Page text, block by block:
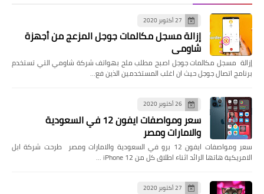
27 أكتوبر 2020
إزالة مسجل مكالمات جوجل المزعج من أجهزة
شاومي
إزالة مسجل مكالمات جوجل اصبح مطلب ملح بهواتف شركة شاومي التي تستخدم
برنامج اتصال جوجل حيث ان اغلب المستخدمين الذين فع…
26 أكتوبر 2020
سعر ومواصفات ايفون 12 في السعودية
والامارات ومصر
سعر ومواصفات ايفون 12 برو في السعودية والامارات ومصر طرحت شركة ابل
الامريكية هاتها الرائد اثناء اطلاق كل من iPhone 12 …
27 أكتوبر 2020